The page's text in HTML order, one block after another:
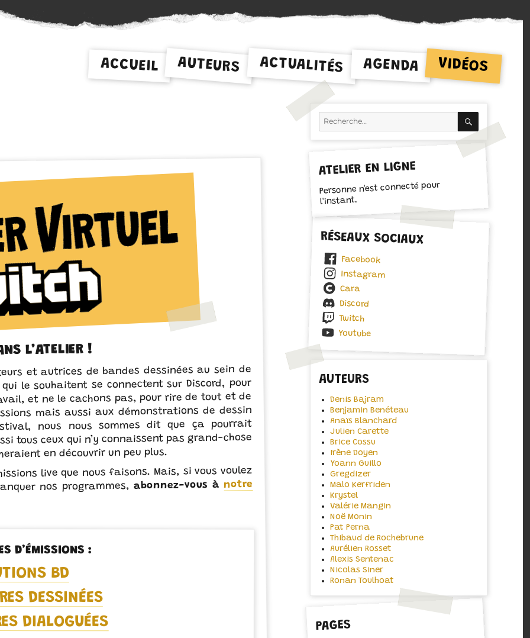
ACCUEIL AUTEURS ACTUALITÉS AGENDA VIDÉOS
L’ATELIER !
et autrices de bandes dessinées au sein de
le souhaitent se connectent sur Discord, pour
et ne le cachons pas, pour rire de tout et de
mais aussi aux démonstrations de dessin
nous nous sommes dit que ça pourrait
tous ceux qui n’y connaissent pas grand-chose
en découvrir un peu plus.
live que nous faisons. Mais, si vous voulez
nos programmes,abonnez-vous ànotre
D’ÉMISSIONS :
BD
DESSINÉES
DIALOGUÉES
Recherche
ATELIER EN LIGNE
Personne n'est connecté pour
l'instant.
RÉSEAUX SOCIAUX
Facebook
Instagram
Cara
Discord
Twitch
Youtube
AUTEURS
Denis Bajram
Benjamin Benéteau
Anaïs Blanchard
Julien Carette
Brice Cossu
Irène Doyen
Yoann Guillo
Gregdizer
Malo Kerfriden
Krystel
Valérie Mangin
Noë Monin
Pat Perna
Thibaud de Rochebrune
Aurélien Rosset
Alexis Sentenac
Nicolas Siner
Ronan Toulhoat
PAGES